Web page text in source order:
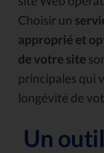
Choisir un
approprié et
de votre site
principales qui
longévité de
Un